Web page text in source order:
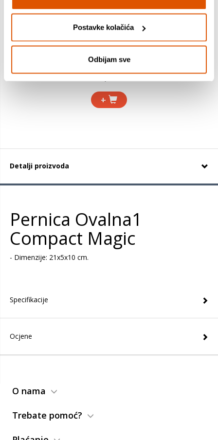
Postavke kolačića
Odbijam sve
35,79 €
+
Detalji proizvoda
Pernica Ovalna1
Compact Magic
- Dimenzije: 21x5x10 cm.
Specifikacije
Ocjene
O nama
Trebate pomoć?